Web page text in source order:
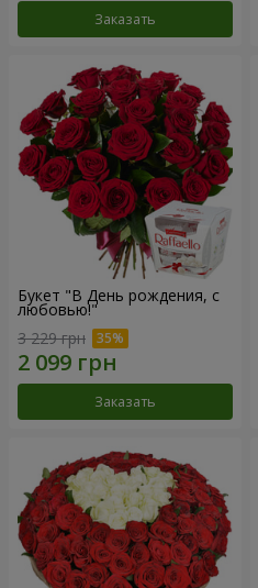
Заказать
Букет "В День рождения, с
любовью!"
3 229 грн
Заказать